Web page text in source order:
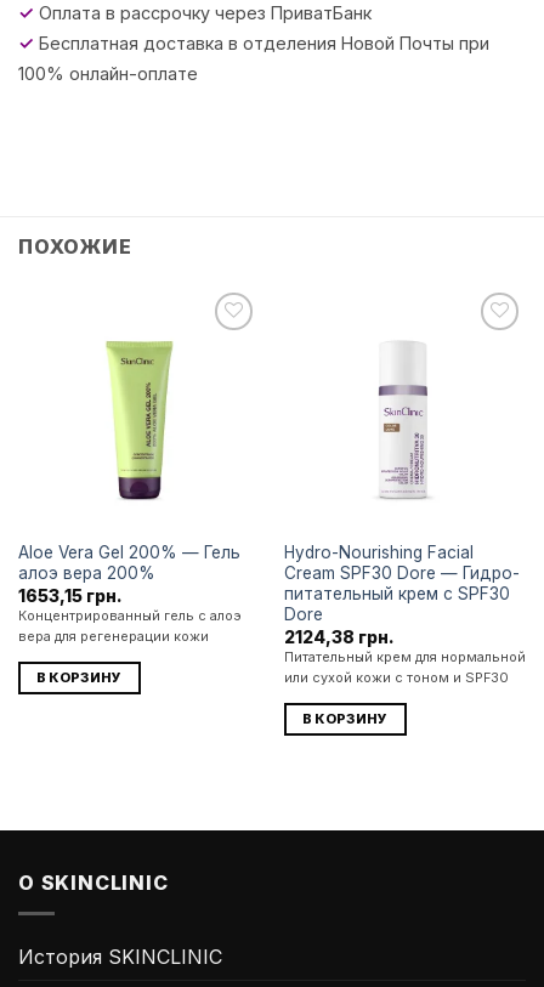
✓ Оплата в рассрочку через ПриватБанк
✓ Бесплатная доставка в отделения Новой Почты при
100% онлайн-оплате
ПОХОЖИЕ
Aloe Vera Gel 200% — Гель
алоэ вера 200%
1653,15 грн.
Концентрированный гель с алоэ
вера для регенерации кожи
В КОРЗИНУ
Hydro-Nourishing Facial
Cream SPF30 Dore — Гидро-
питательный крем с SPF30
Dore
2124,38 грн.
Питательный крем для нормальной
или сухой кожи с тоном и SPF30
В КОРЗИНУ
О SKINCLINIC
История SKINCLINIC